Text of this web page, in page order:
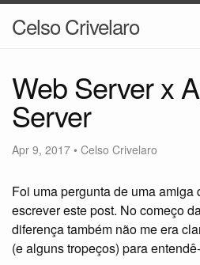
Celso Crivelaro
Web Server x
Server
Apr 9, 2017 • Celso Crivelaro
Foi uma pergunta de uma amiga
escrever este post. No começo
diferença também não me era
(e alguns tropeços) para